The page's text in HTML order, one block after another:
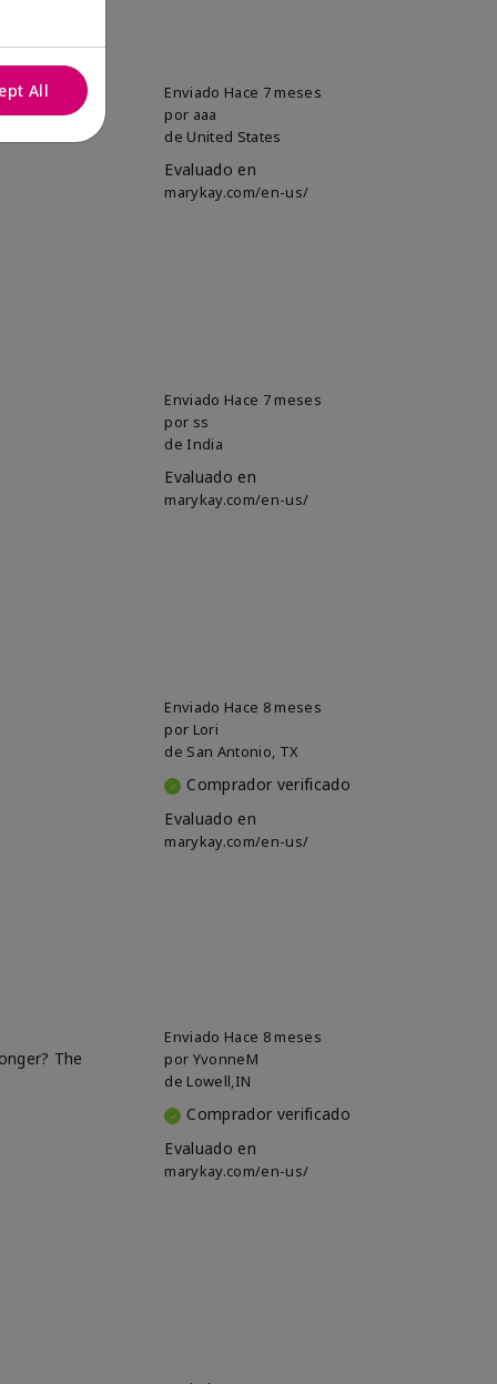
Enviado Hace 7 meses
por aaa
de United States
Evaluado en
marykay.com/en-us/
Enviado Hace 7 meses
por ss
de India
Evaluado en
marykay.com/en-us/
Enviado Hace 8 meses
por Lori
de San Antonio, TX
Comprador verificado
Evaluado en
marykay.com/en-us/
Enviado Hace 8 meses
por YvonneM
de Lowell,IN
Comprador verificado
Evaluado en
marykay.com/en-us/
The
All